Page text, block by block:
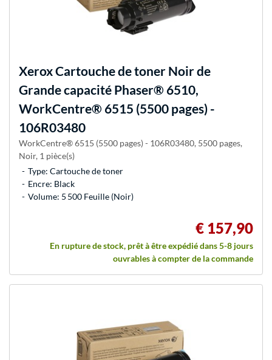
XeroxCartouche de toner Noir de
Grande capacité Phaser® 6510,
WorkCentre® 6515 (5500 pages) -
106R03480
WorkCentre® 6515 (5500 pages) - 106R03480, 5500 pages,
Noir, 1 pièce(s)
Type: Cartouche de toner
Encre: Black
Volume: 5 500 Feuille (Noir)
€ 157,90
En rupture de stock, prêt à être expédié dans 5-8 jours
ouvrables à compter de la commande